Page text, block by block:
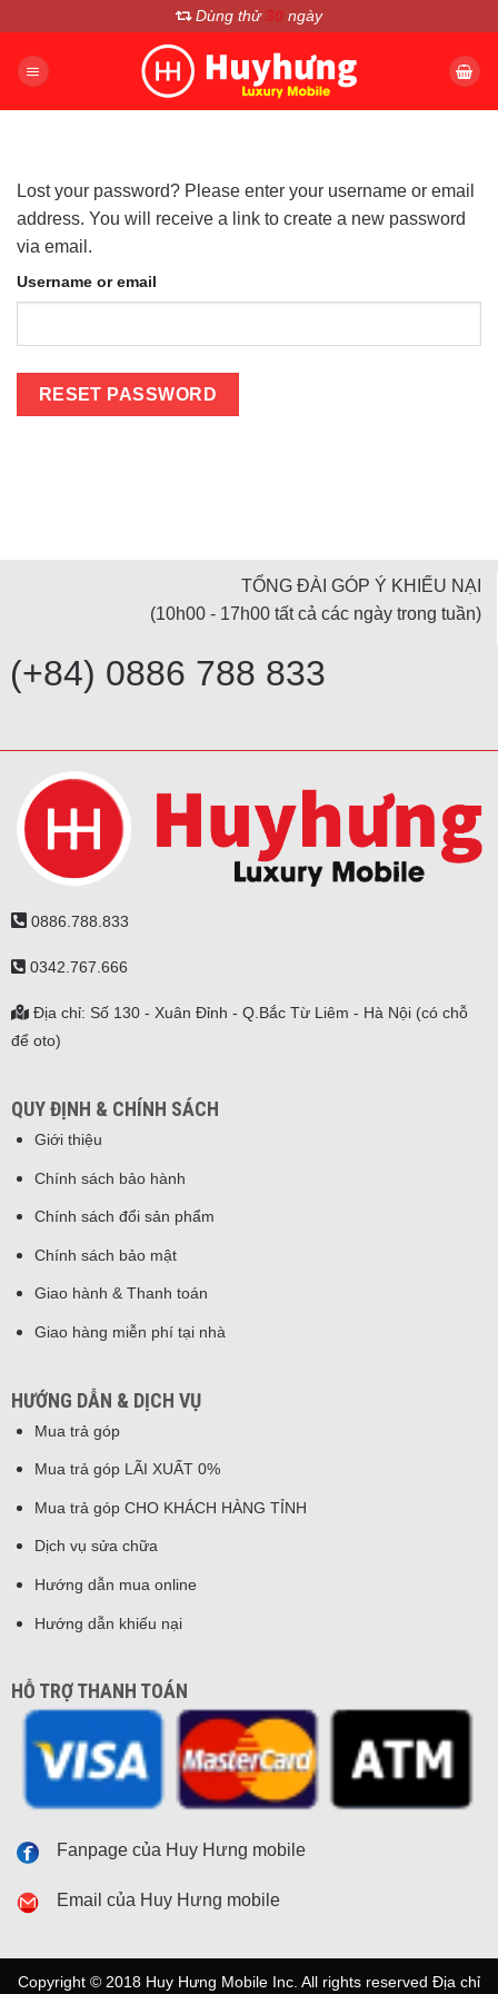
nội
Dùng thử 30 ngày
Lost your password? Please enter your username or email
address. You will receive a link to create a new password
via email.
Username or email
RESET PASSWORD
TỔNG ĐÀI GÓP Ý KHIẾU NẠI
(10h00 - 17h00 tất cả các ngày trong tuần)
(+84) 0886 788 833
0886.788.833
0342.767.666
Địa chỉ: Số 130 - Xuân Đỉnh - Q.Bắc Từ Liêm - Hà Nội (có chỗ
để oto)
QUY ĐỊNH & CHÍNH SÁCH
Giới thiệu
Chính sách bảo hành
Chính sách đổi sản phẩm
Chính sách bảo mật
Giao hành & Thanh toán
Giao hàng miễn phí tại nhà
HƯỚNG DẪN & DỊCH VỤ
Mua trả góp
Mua trả góp LÃI XUẤT 0%
Mua trả góp CHO KHÁCH HÀNG TỈNH
Dịch vụ sửa chữa
Hướng dẫn mua online
Hướng dẫn khiếu nại
HỖ TRỢ THANH TOÁN
Fanpage của Huy Hưng mobile
Email của Huy Hưng mobile
Copyright © 2018 Huy Hưng Mobile Inc. All rights reserved Địa chỉ